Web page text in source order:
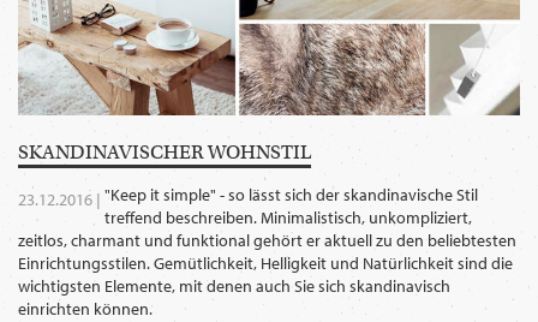
SKAN­DI­NAVISCHER WOHNSTIL
23.12.2016 | "Keep it simple" - so lässt sich der skandinavische Stil
treffend beschreiben. Minimalistisch, unkompliziert,
zeitlos, charmant und funktional gehört er aktuell zu den beliebtesten
Einrichtungsstilen. Gemütlichkeit, Helligkeit und Natürlichkeit sind die
wichtigsten Elemente, mit denen auch Sie sich skandinavisch
einrichten können.